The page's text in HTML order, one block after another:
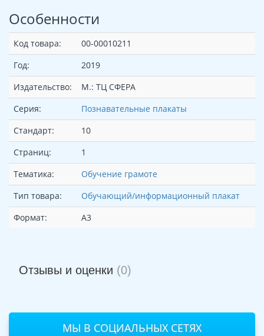
Особенности
Код товара:
00-00010211
Год:
2019
Издательство:
М.: ТЦ СФЕРА
Серия:
Познавательные плакаты
Стандарт:
10
Страниц:
1
Тематика:
Обучение грамоте
Тип товара:
Обучающий/информационный плакат
Формат:
А3
Отзывы и оценки (0)
МЫ В СОЦИАЛЬНЫХ СЕТЯХ